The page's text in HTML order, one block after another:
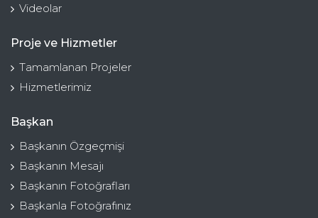
Videolar
Proje ve Hizmetler
Tamamlanan Projeler
Hizmetlerimiz
Başkan
Başkanın Özgeçmişi
Başkanın Mesajı
Başkanın Fotoğrafları
Başkanla Fotoğrafınız